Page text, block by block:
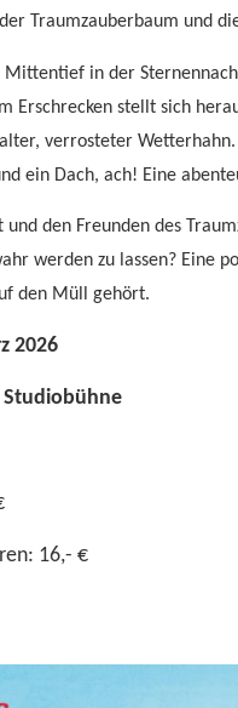
Traumzauberbaum und
Mittentief in der
Erschrecken stellt sich
verrosteter
ein Dach, ach! Eine
den Freunden des
werden zu lassen? Eine
den Müll gehört.
2026
Studiobühne
16,- €